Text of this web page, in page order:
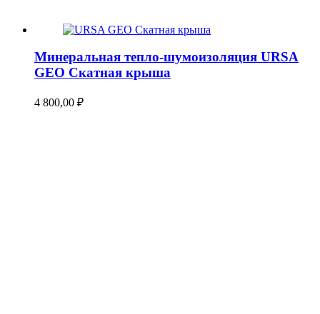
Минеральная тепло-шумоизоляция URSA
GEO Скатная крыша
4 800,00 ₽